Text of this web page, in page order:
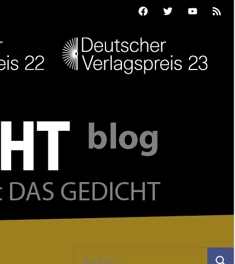
FacebookTwitterYoutubeFeed
Suchen